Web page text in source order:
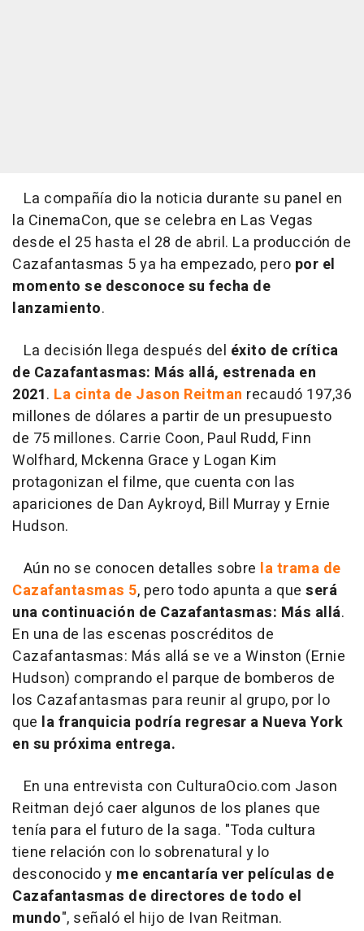
La compañía dio la noticia durante su panel en
la CinemaCon, que se celebra en Las Vegas
desde el 25 hasta el 28 de abril. La producción de
Cazafantasmas 5 ya ha empezado, pero por el
momento se desconoce su fecha de
lanzamiento.
La decisión llega después del éxito de crítica
de Cazafantasmas: Más allá, estrenada en
2021. La cinta de Jason Reitman recaudó 197,36
millones de dólares a partir de un presupuesto
de 75 millones. Carrie Coon, Paul Rudd, Finn
Wolfhard, Mckenna Grace y Logan Kim
protagonizan el filme, que cuenta con las
apariciones de Dan Aykroyd, Bill Murray y Ernie
Hudson.
Aún no se conocen detalles sobre la trama de
Cazafantasmas 5, pero todo apunta a que será
una continuación de Cazafantasmas: Más allá.
En una de las escenas poscréditos de
Cazafantasmas: Más allá se ve a Winston (Ernie
Hudson) comprando el parque de bomberos de
los Cazafantasmas para reunir al grupo, por lo
que la franquicia podría regresar a Nueva York
en su próxima entrega.
En una entrevista con CulturaOcio.com Jason
Reitman dejó caer algunos de los planes que
tenía para el futuro de la saga. "Toda cultura
tiene relación con lo sobrenatural y lo
desconocido y me encantaría ver películas de
Cazafantasmas de directores de todo el
mundo", señaló el hijo de Ivan Reitman.